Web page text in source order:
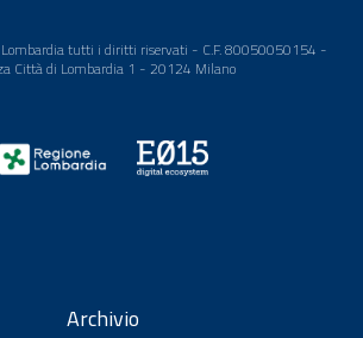
Lombardia tutti i diritti riservati - C.F. 80050050154 -
Città di Lombardia 1 - 20124 Milano
Archivio